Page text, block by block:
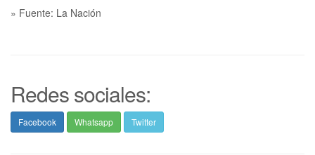
» Fuente: La Nación
Redes sociales:
Facebook Whatsapp Twitter